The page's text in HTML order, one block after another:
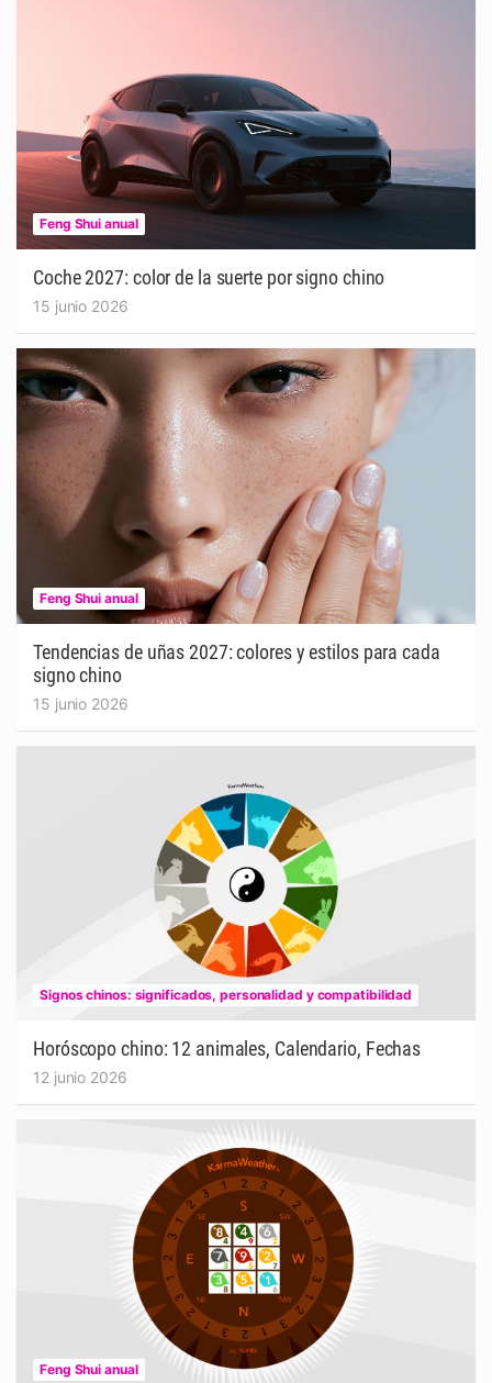
Feng Shui anual
Coche 2027: color de la suerte por signo chino
15 junio 2026
Feng Shui anual
Tendencias de uñas 2027: colores y estilos para cada
signo chino
15 junio 2026
Signos chinos: significados, personalidad y compatibilidad
Horóscopo chino: 12 animales, Calendario, Fechas
12 junio 2026
Feng Shui anual